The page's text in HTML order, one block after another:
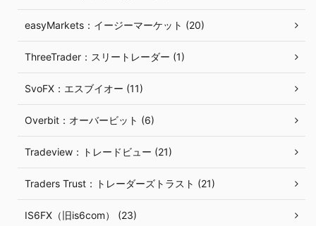
easyMarkets：イージーマーケット (20)
ThreeTrader：スリートレーダー (1)
SvoFX：エスブイオー (11)
Overbit：オーバービット (6)
Tradeview：トレードビュー (21)
Traders Trust：トレーダーズトラスト (21)
IS6FX（旧is6com） (23)